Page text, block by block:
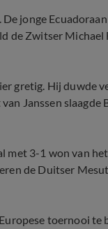
jonge
de Zwitser Michael
gretig. Hij duwde
Janssen slaagde
met 3-1 won van
de Duitser
toernooi te